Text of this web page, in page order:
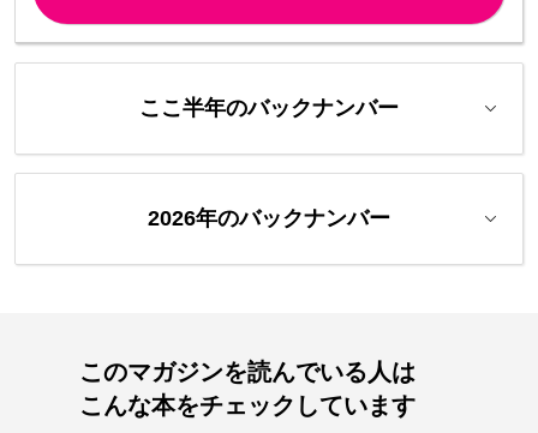
ここ半年のバックナンバー
2026年のバックナンバー
このマガジンを読んでいる人は
こんな本をチェックしています